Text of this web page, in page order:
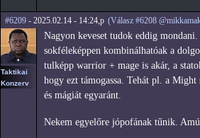
#6209 - 2025.02.14 - 14:24,p (Válasz #6208
Taktikai
Konzerv
Nagyon keveset tudok eddig
sokféleképpen kombinálhatóak a
tulképp warrior + mage is akár, a
hogy ezt támogassa. Tehát pl. a
és mágiát egyaránt.
Nekem egyelőre jópofának tűnik.